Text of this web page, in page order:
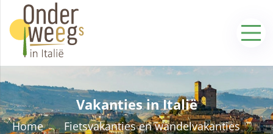
Vakanties in Italië
Home
Fietsvakanties en wandelvakanties